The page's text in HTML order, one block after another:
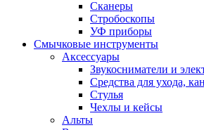
Сканеры
Стробоскопы
УФ приборы
Смычковые инструменты
Аксессуары
Звукосниматели и
Средства для ухода,
Стулья
Чехлы и кейсы
Альты